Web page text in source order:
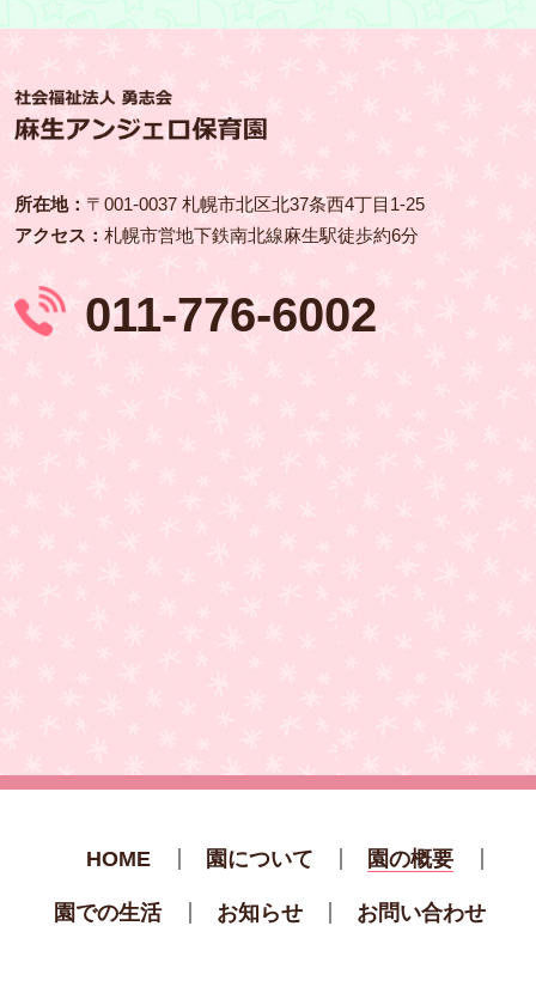
所在地： 〒001‑0037 札幌市北区北37条西4丁目1-25
アクセス：札幌市営地下鉄南北線麻生駅徒歩約6分
011-776-6002
HOME 園について 園の概要
園での生活 お知らせ お問い合わせ